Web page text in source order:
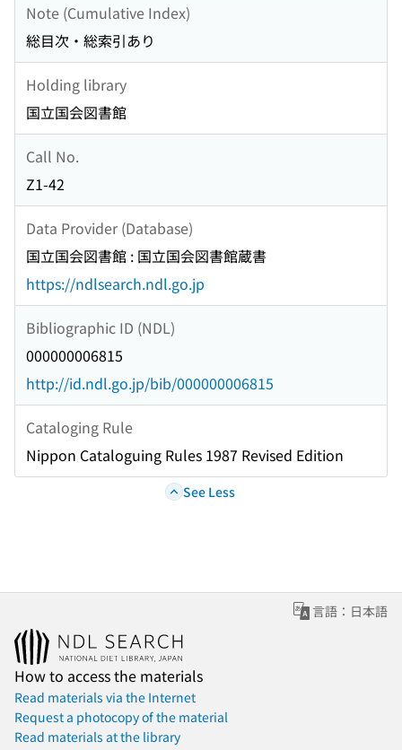
Note (Cumulative Index)
総目次・総索引あり
Holding library
国立国会図書館
Call No.
Z1-42
Data Provider (Database)
国立国会図書館 : 国立国会図書館蔵書
https://ndlsearch.ndl.go.jp
Bibliographic ID (NDL)
000000006815
http://id.ndl.go.jp/bib/000000006815
Cataloging Rule
Nippon Cataloguing Rules 1987 Revised Edition
See Less
言語：日本語
How to access the materials
Read materials via the Internet
Request a photocopy of the material
Read materials at the library